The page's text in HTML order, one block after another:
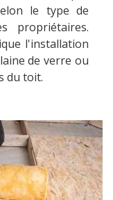
le type de
propriétaires.
l'installation
de verre ou
du toit.